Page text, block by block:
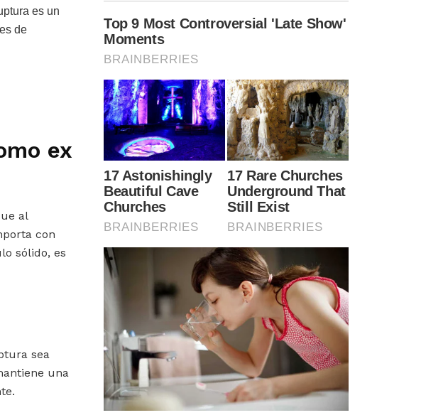
es un
de
ex
al
con
sólido, es
sea
una